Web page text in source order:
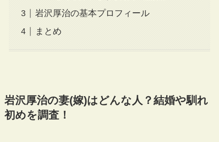
岩沢厚治の基本プロフィール
まとめ
岩沢厚治の妻(嫁)はどんな人？結婚や馴れ
初めを調査！